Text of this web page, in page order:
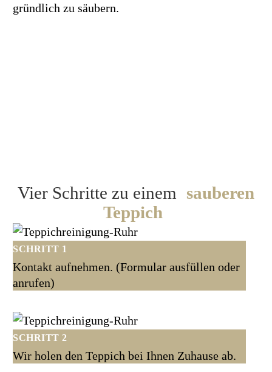
gründlich zu säubern.
Vier Schritte zu einem sauberen
Teppich
SCHRITT 1
Kontakt aufnehmen. (Formular ausfüllen oder
anrufen)
SCHRITT 2
Wir holen den Teppich bei Ihnen Zuhause ab.